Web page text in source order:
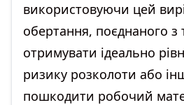
використовуючи цей
обертання, поєднаного
отримувати ідеально
ризику розколоти або
пошкодити робочий